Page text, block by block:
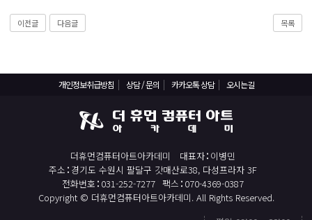
이전글 다음글 목록
개인정보취급방침 상담 / 문의 카카오톡 상담 오시는길
더휴먼컴퓨터아트아카데미 대표자 이병민
주소 경기도 수원시 팔달구 갓매산로38, 다성프라자 3F
전화번호 031-252-7277 팩스 070-4369-0387
Copyright © 더휴먼컴퓨터아트아카데미. All Rights Reserved.
전산세무회계 자격취득과정[전산회계1급/전산세무2급/FAT1급/TAT2급]
직업상담사 2급 (필기+실기) 자격증 취득과정
일러스트 자격증 취득과정(GTQi 1급)
전산회계 1급 / FAT 1급 자격증 취득과정
전산세무 2급 / TAT 2급 자격증 취득과정